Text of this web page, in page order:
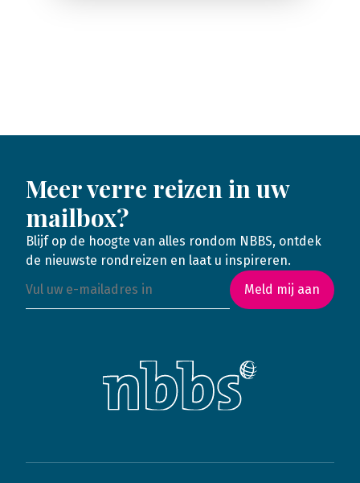
Meer verre reizen in uw
mailbox?
Blijf op de hoogte van alles rondom NBBS, ontdek
de nieuwste rondreizen en laat u inspireren.
Meld mij aan